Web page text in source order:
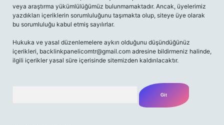
veya araştırma yükümlülüğümüz bulunmamaktadır. Ancak, üyelerimiz
yazdıkları içeriklerin sorumluluğunu taşımakta olup, siteye üye olarak
bu sorumluluğu kabul etmiş sayılırlar.
Hukuka ve yasal düzenlemelere aykırı olduğunu düşündüğünüz
içerikleri, backlinkpanelicomtr@gmail.com adresine bildirmeniz halinde,
ilgili içerikler yasal süre içerisinde sitemizden kaldırılacaktır.